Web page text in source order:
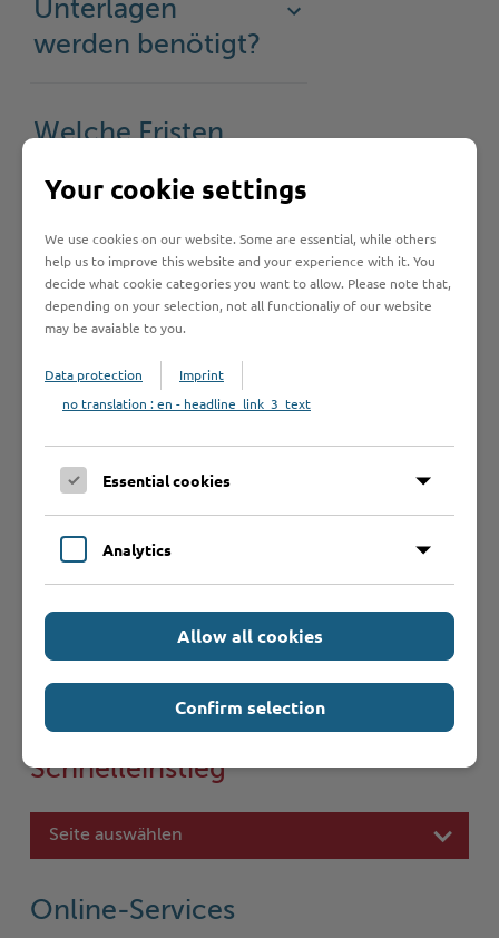
Unterlagen
werden benötigt?
Welche Fristen
beachten?
Bearbeitungsdauer
Rechtsgrundlage
Rechtsbehelf
Weiterführende
Informationen
Schnelleinstieg
Seite auswählen
Online-Services
Your cookie settings
We use cookies on our website. Some are essential, while others
help us to improve this website and your experience with it. You
decide what cookie categories you want to allow. Please note that,
depending on your selection, not all functionaliy of our website
may be avaiable to you.
Data protection
Imprint
no translation : en - headline_link_3_text
Essential cookies
Analytics
Allow all cookies
Confirm selection